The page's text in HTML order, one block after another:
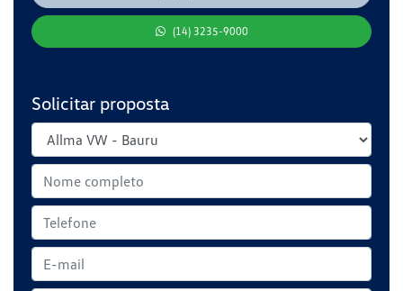
(14) 3235-9000
Solicitar proposta